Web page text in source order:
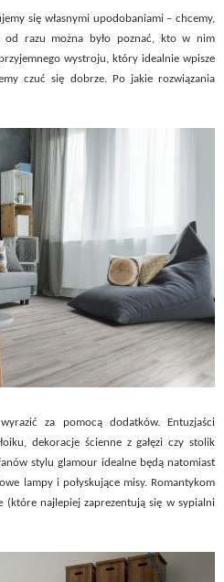
się własnymi upodobaniami – chcemy,
razu można było poznać, kto w nim
wystroju, który idealnie wpisze
czuć się dobrze. Po jakie rozwiązania
za pomocą dodatków. Entuzjaści
dekoracje ścienne z gałęzi czy stolik
stylu glamour idealne będą natomiast
lampy i połyskujące misy. Romantykom
(które najlepiej zaprezentują się w sypialni